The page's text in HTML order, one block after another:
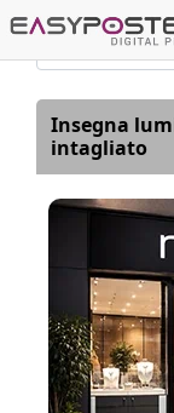
Insegna
intagliato